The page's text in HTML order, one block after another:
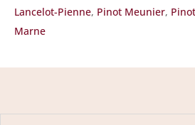
Lancelot-Pienne, Pinot Meunier,
Marne